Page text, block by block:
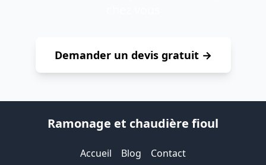
Demander un devis gratuit →
Ramonage et chaudière fioul
Accueil Blog Contact